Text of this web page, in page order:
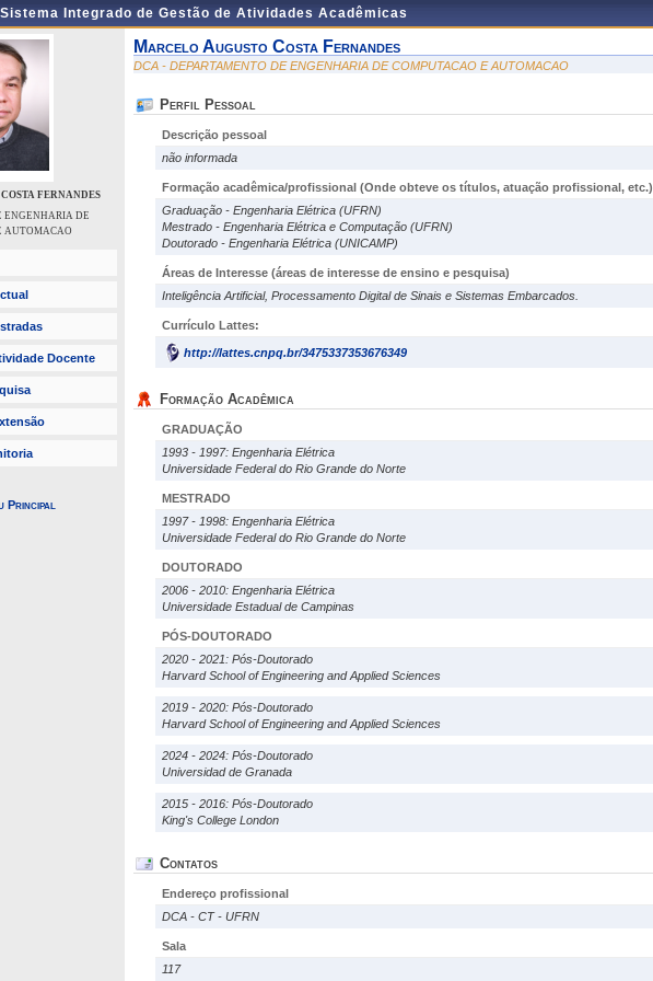
Integrado de Gestão de Atividades Acadêmicas
FERNANDES
ENGENHARIA DE
AUTOMACAO
Docente
Principal
Marcelo Augusto Costa Fernandes
DCA - DEPARTAMENTO DE ENGENHARIA DE COMPUTACAO E AUTOMACAO
Perfil Pessoal
Descrição pessoal
não informada
Formação acadêmica/profissional (Onde obteve os títulos, atuação profissional, etc.)
Graduação - Engenharia Elétrica (UFRN)
Mestrado - Engenharia Elétrica e Computação (UFRN)
Doutorado - Engenharia Elétrica (UNICAMP)
Áreas de Interesse (áreas de interesse de ensino e pesquisa)
Inteligência Artificial, Processamento Digital de Sinais e Sistemas Embarcados.
Currículo Lattes:
http://lattes.cnpq.br/3475337353676349
Formação Acadêmica
GRADUAÇÃO
1993 - 1997: Engenharia Elétrica
Universidade Federal do Rio Grande do Norte
MESTRADO
1997 - 1998: Engenharia Elétrica
Universidade Federal do Rio Grande do Norte
DOUTORADO
2006 - 2010: Engenharia Elétrica
Universidade Estadual de Campinas
PÓS-DOUTORADO
2020 - 2021: Pós-Doutorado
Harvard School of Engineering and Applied Sciences
2019 - 2020: Pós-Doutorado
Harvard School of Engineering and Applied Sciences
2024 - 2024: Pós-Doutorado
Universidad de Granada
2015 - 2016: Pós-Doutorado
King's College London
Contatos
Endereço profissional
DCA - CT - UFRN
Sala
117